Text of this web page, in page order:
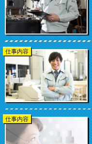
仕事内容
仕事内容